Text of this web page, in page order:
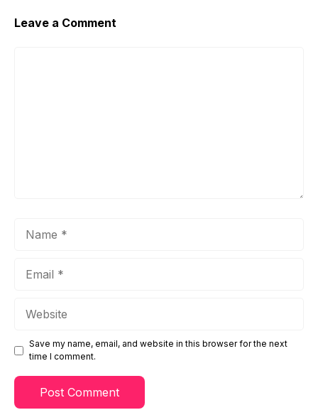
Leave a Comment
Save my name, email, and website in this browser for the next
time I comment.